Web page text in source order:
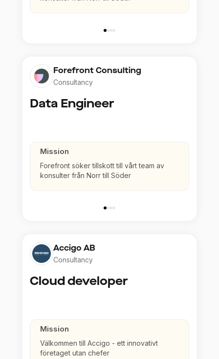
Forefront Consulting
Consultancy
Data Engineer
Mission
Forefront söker tillskott till vårt team av
konsulter från Norr till Söder
Accigo AB
Consultancy
Cloud developer
Mission
Välkommen till Accigo - ett innovativt
företaget utan chefer